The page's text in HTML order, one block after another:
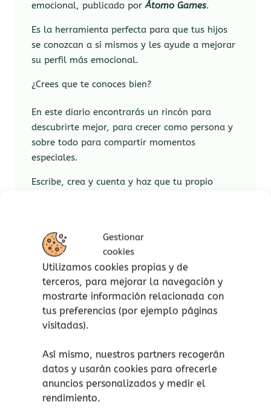
Gestionar
cookies
Utilizamos cookies propias y de
terceros, para mejorar la navegación y
mostrarte información relacionada con
tus preferencias (por ejemplo páginas
visitadas).
Así mismo, nuestros partners recogerán
datos y usarán cookies para ofrecerle
anuncios personalizados y medir el
rendimiento.
emocional, publicado porÁtomo Games.
Es la herramienta perfecta para que tus hijos
se conozcan a sí mismos y les ayude a mejorar
su perfil más emocional.
¿Crees que te conoces bien?
En este diario encontrarás un rincón para
descubrirte mejor, para crecer como persona y
sobre todo para compartir momentos
especiales.
Escribe, crea y cuenta y haz que tu propio
de tu clase, de ti como persona, de tus gustos,
de tu familia, de tus amigos, de tus
sentimientos, de tus miedos, de tus rutinas y
de mucho más.
Ideal para niños a partir de 6-7 años hasta 12.
ENTRE TÚ Y YO. Tu diario amigo
superimportantes tales como la autoestima,
las emociones, la comprensión, la empatía…